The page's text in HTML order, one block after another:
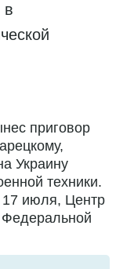
в
приговор
Украину
техники.
17 июля, Центр